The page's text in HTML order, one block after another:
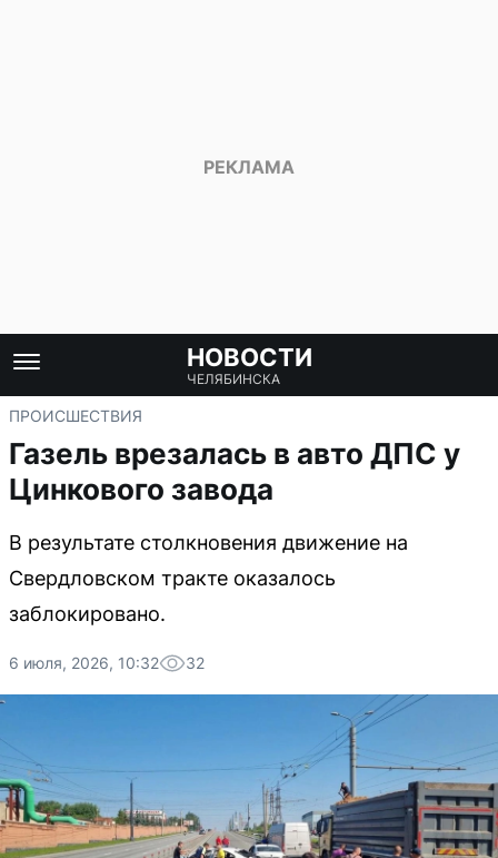
НОВОСТИ
ЧЕЛЯБИНСКА
ПРОИСШЕСТВИЯ
Газель врезалась в авто ДПС у
Цинкового завода
В результате столкновения движение на
Свердловском тракте оказалось
заблокировано.
6 июля, 2026, 10:32 32